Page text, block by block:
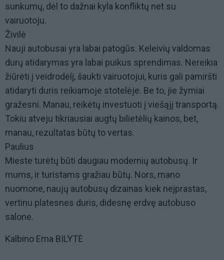
sunkumų, dėl to dažnai kyla konfliktų net su
vairuotoju.
Živilė
Nauji autobusai yra labai patogūs. Keleivių valdomas
durų atidarymas yra labai puikus sprendimas. Nereikia
žiūrėti į veidrodėlį, šaukti vairuotojui, kuris gali pamiršti
atidaryti duris reikiamoje stotelėje. Be to, jie žymiai
gražesni. Manau, reikėtų investuoti į viešąjį transportą.
Tokiu atveju tikriausiai augtų bilietėlių kainos, bet,
manau, rezultatas būtų to vertas.
Paulius
Mieste turėtų būti daugiau modernių autobusų. Ir
mums, ir turistams gražiau būtų. Nors, mano
nuomone, naujų autobusų dizainas kiek neįprastas,
vertinu platesnes duris, didesnę erdvę autobuso
salone.
Kalbino Ema BILYTĖ